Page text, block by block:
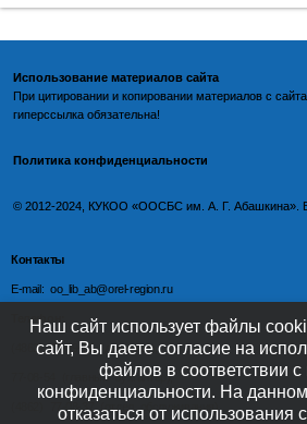
Использование материалов сайта
При цитировании и копировании материалов с
гиперссылка обязательна!
Политика конфиденциальности
©️ 2012-2024, КУКОО «ООСБС им. А. Г. Абашкина».
Контакты
E-mail: oo_lib_ab@orel-region.ru
Телефон:
(4862) 77-09-75 (директор),
77-08-54 (главный бухгалтер),
(4862) 77-08-37 (отдел обслуживания)
Наш сайт использует файлы
сайт, Вы даете согласие на
файлов в соответствии с
конфиденциальности. На
отказаться от